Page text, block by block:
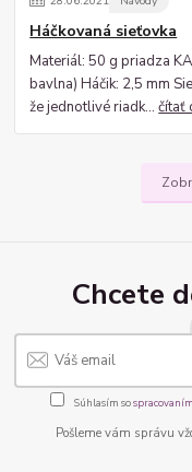
Háčkovaná sieťovka
Materiál: 50 g priadza
bavlna) Háčik: 2,5 mm
že jednotlivé riadk...čítať
Chcete
Súhlasím so
Pošleme vám správu